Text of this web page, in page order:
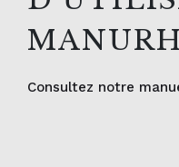
Consultez notre